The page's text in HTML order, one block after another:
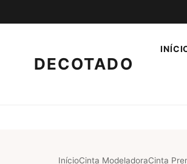
DECOTADO
InícioCinta ModeladoraCinta